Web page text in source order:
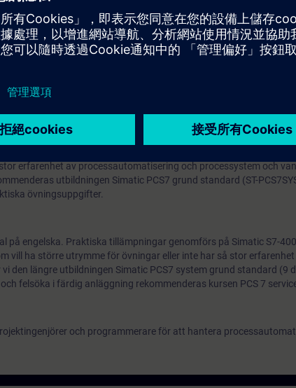
med Industrial Ethernet. Men även ytterligare
eller en introduktion till SIMIT och Virtual Controller.
rekommenderar vi följande webbaserade
Process Control
erfarenhet av processautomatisering och processystem och
utbildningen Simatic PCS7 grund standard (ST-
övningsuppgifter.
på engelska. Praktiska tillämpningar genomförs på Simatic S7-400
vill ha större utrymme för övningar eller inte har så stor erfarenhet
den längre utbildningen Simatic PCS7 system grund standard (9
felsöka i färdig anläggning rekommenderas kursen PCS 7
och programmerare för att hantera